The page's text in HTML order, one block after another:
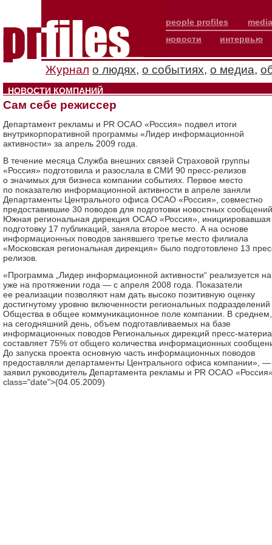
people profiles
новости
интервью
Журнал о людях, о событиях, о медиа,
НОВОСТИ КОМПАНИЙ
Сам себе режиссер
Департамент рекламы и PR ОСАО «Россия» подвел итоги
внутрикорпоративной программы «Лидер информационной
активности» за апрель 2009 года.
В течение месяца Служба внешних связей Страховой группы
«Россия» подготовила и разослала в СМИ 90 пресс-релизов
о значимых для бизнеса компании событиях. Первое место
по показателю информационной активности в апреле заняли
Департаменты Центрального офиса ОСАО «Россия», совместно
предоставившие 30 поводов для подготовки новостных
Южная региональная дирекция ОСАО «Россия», инициировавшая
подготовку 17 публикаций, заняла второе место. А на основе
информационных поводов занявшего третье место филиала
«Московская региональная дирекция» было подготовлено 13
релизов.
«Программа „Лидер информационной активности“ реализуется
уже на протяжении года — с апреля 2008 года. Показатели
ее реализации позволяют нам дать высоко позитивную оценку
достигнутому уровню включенности региональных подразделений
Общества в общее коммуникационное поле компании. В среднем,
на сегодняшний день, объем подготавливаемых на базе
информационных поводов Региональных дирекций пресс-
составляет 75% от общего количества информационных
До запуска проекта основную часть информационных поводов
предоставляли департаменты Центрального офиса компании», —
заявил руководитель Департамента рекламы и PR ОСАО
class="date">(04.05.2009)